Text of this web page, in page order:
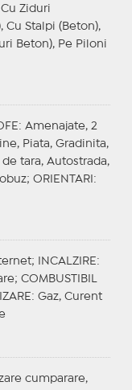
Ziduri
Cu Stalpi (Beton),
Beton), Pe Piloni
: Amenajate, 2
Piata, Gradinita,
tara, Autostrada,
ORIENTARI :
INCALZIRE :
COMBUSTIBIL
: Gaz, Curent
cumparare,